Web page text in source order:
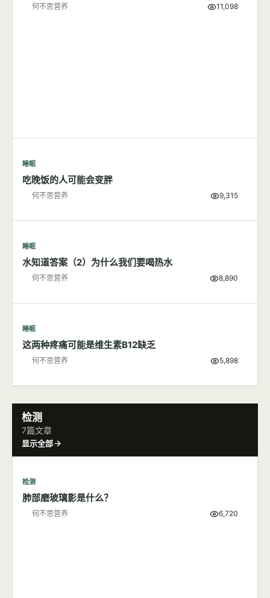
何不思营养 11,098
睡眠
吃晚饭的人可能会变胖
何不思营养 9,315
睡眠
水知道答案（2）为什么我们要喝热水
何不思营养 8,890
睡眠
这两种疼痛可能是维生素B12缺乏
何不思营养 5,898
检测
7篇文章
显示全部
检测
肺部磨玻璃影是什么？
何不思营养 6,720